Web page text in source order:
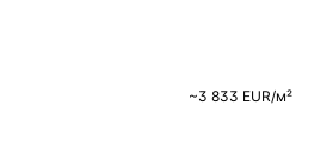
~3 833 EUR/м²